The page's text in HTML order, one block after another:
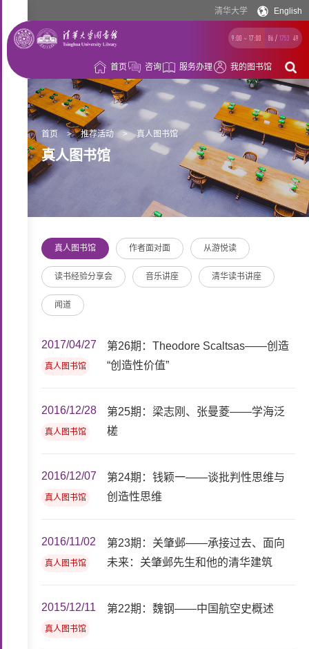
清华大学 English
9:00 ~ 17:00 86 / 1753 49
首页 咨询 服务办理 我的图书馆
借
阅
资
源
空
间
首页 > 推荐活动 > 真人图书馆
真人图书馆
真人图书馆 作者面对面 从游悦读
读书经验分享会 音乐讲座 清华读书讲座
闻道
2017/04/27
真人图书馆
第26期：Theodore Scaltsas——创造
“创造性价值”
2016/12/28
真人图书馆
第25期：梁志刚、张曼菱——学海泛
槎
2016/12/07
真人图书馆
第24期：钱颖一——谈批判性思维与
创造性思维
2016/11/02
真人图书馆
第23期：关肇邺——承接过去、面向
未来：关肇邺先生和他的清华建筑
2015/12/11
真人图书馆
第22期：魏钢——中国航空史概述